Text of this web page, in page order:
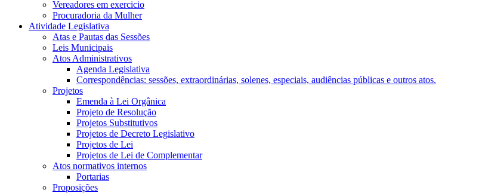
Vereadores em exercicio
Procuradoria da Mulher
Atividade Legislativa
Atas e Pautas das Sessões
Leis Municipais
Atos Administrativos
Agenda Legislativa
Correspondências: sessões, extraordinárias, solenes, especiais, audiências públicas e outros atos.
Projetos
Emenda à Lei Orgânica
Projeto de Resolução
Projetos Substitutivos
Projetos de Decreto Legislativo
Projetos de Lei
Projetos de Lei de Complementar
Atos normativos internos
Portarias
Proposições